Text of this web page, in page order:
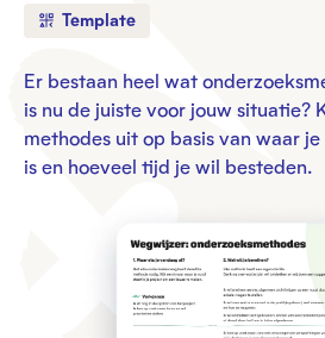
Template
Er bestaan heel wat
is nu de juiste voor jouw situatie?
methodes uit op basis van waar
is en hoeveel tijd je wil besteden.